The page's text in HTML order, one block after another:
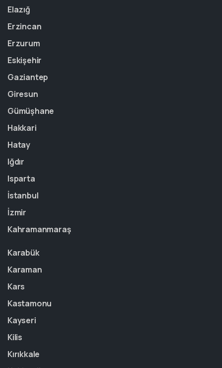
Elazığ
Erzincan
Erzurum
Eskişehir
Gaziantep
Giresun
Gümüşhane
Hakkari
Hatay
Iğdır
Isparta
İstanbul
İzmir
Kahramanmaraş
Karabük
Karaman
Kars
Kastamonu
Kayseri
Kilis
Kırıkkale